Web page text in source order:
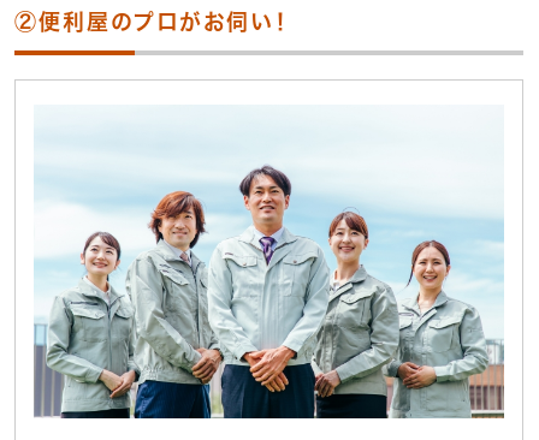
②便利屋のプロがお伺い！